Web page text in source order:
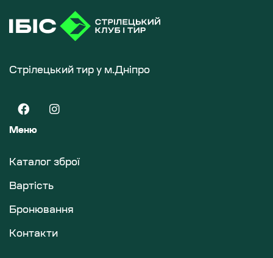
Стрілецький тир у м.Дніпро
Меню
Каталог зброї
Вартість
Бронювання
Контакти